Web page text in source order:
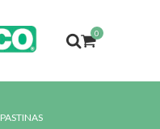
0
PASTINAS